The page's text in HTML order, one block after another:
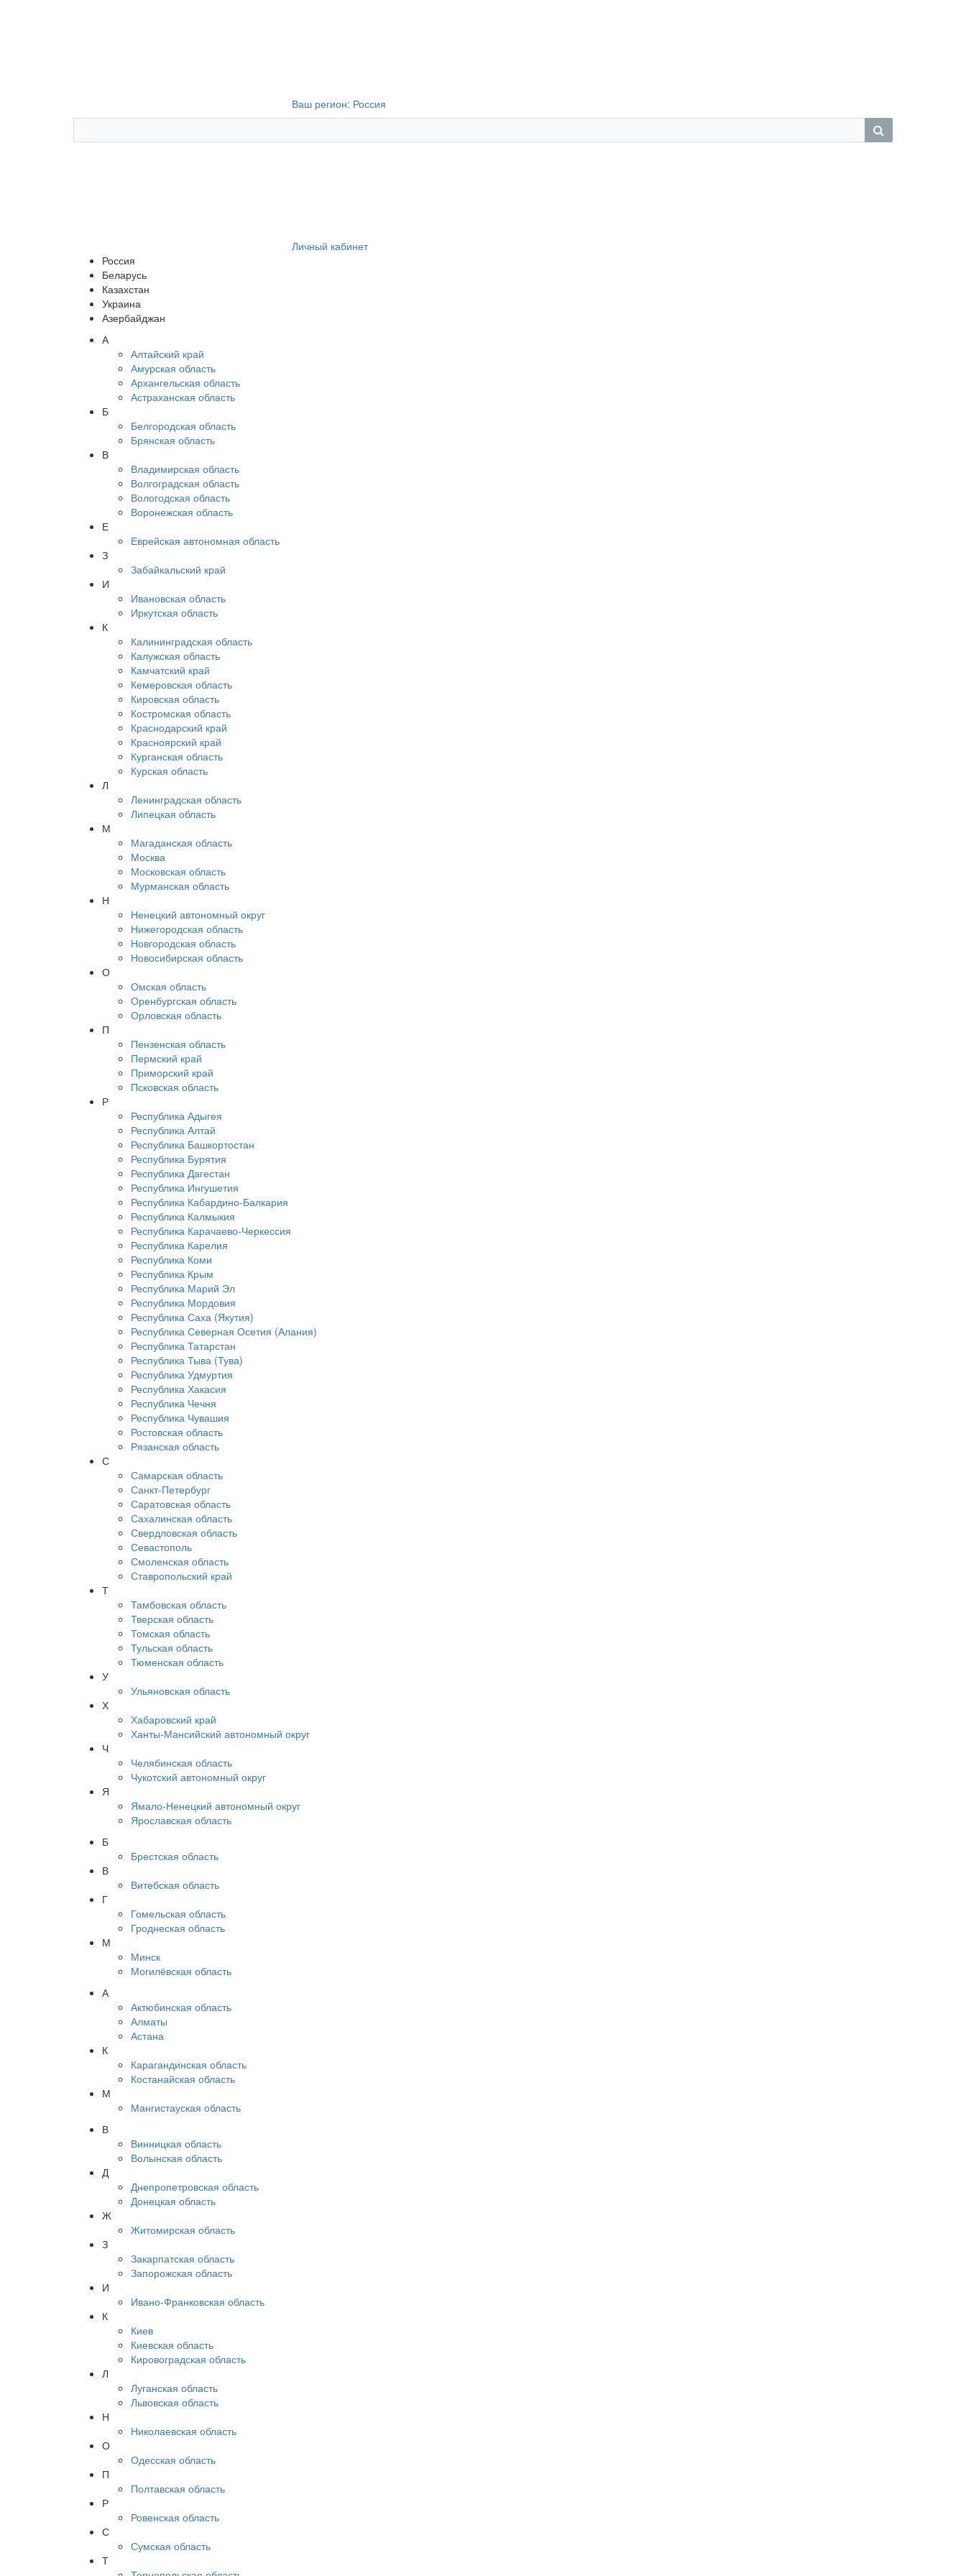
Ваш регион: Россия
Личный кабинет
Россия
Беларусь
Казахстан
Украина
Азербайджан
А
Алтайский край
Амурская область
Архангельская область
Астраханская область
Б
Белгородская область
Брянская область
В
Владимирская область
Волгоградская область
Вологодская область
Воронежская область
Е
Еврейская автономная область
З
Забайкальский край
И
Ивановская область
Иркутская область
К
Калининградская область
Калужская область
Камчатский край
Кемеровская область
Кировская область
Костромская область
Краснодарский край
Красноярский край
Курганская область
Курская область
Л
Ленинградская область
Липецкая область
М
Магаданская область
Москва
Московская область
Мурманская область
Н
Ненецкий автономный округ
Нижегородская область
Новгородская область
Новосибирская область
О
Омская область
Оренбургская область
Орловская область
П
Пензенская область
Пермский край
Приморский край
Псковская область
Р
Республика Адыгея
Республика Алтай
Республика Башкортостан
Республика Бурятия
Республика Дагестан
Республика Ингушетия
Республика Кабардино-Балкария
Республика Калмыкия
Республика Карачаево-Черкессия
Республика Карелия
Республика Коми
Республика Крым
Республика Марий Эл
Республика Мордовия
Республика Саха (Якутия)
Республика Северная Осетия (Алания)
Республика Татарстан
Республика Тыва (Тува)
Республика Удмуртия
Республика Хакасия
Республика Чечня
Республика Чувашия
Ростовская область
Рязанская область
С
Самарская область
Санкт-Петербург
Саратовская область
Сахалинская область
Свердловская область
Севастополь
Смоленская область
Ставропольский край
Т
Тамбовская область
Тверская область
Томская область
Тульская область
Тюменская область
У
Ульяновская область
Х
Хабаровский край
Ханты-Мансийский автономный округ
Ч
Челябинская область
Чукотский автономный округ
Я
Ямало-Ненецкий автономный округ
Ярославская область
Б
Брестская область
В
Витебская область
Г
Гомельская область
Гроднеская область
М
Минск
Могилёвская область
А
Актюбинская область
Алматы
Астана
К
Карагандинская область
Костанайская область
М
Мангистауская область
В
Винницкая область
Волынская область
Д
Днепропетровская область
Донецкая область
Ж
Житомирская область
З
Закарпатская область
Запорожская область
И
Ивано-Франковская область
К
Киев
Киевская область
Кировоградская область
Л
Луганская область
Львовская область
Н
Николаевская область
О
Одесская область
П
Полтавская область
Р
Ровенская область
С
Сумская область
Т